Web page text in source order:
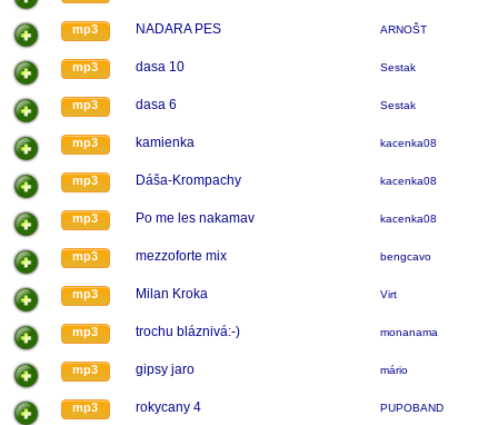
mp3 NADARA PES ARNOŠT
mp3 dasa 10 Sestak
mp3 dasa 6 Sestak
mp3 kamienka kacenka08
mp3 Dáša-Krompachy kacenka08
mp3 Po me les nakamav kacenka08
mp3 mezzoforte mix bengcavo
mp3 Milan Kroka Virt
mp3 trochu bláznivá:-) monanama
mp3 gipsy jaro mário
mp3 rokycany 4 PUPOBAND